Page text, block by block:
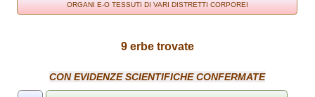
ORGANI E-O TESSUTI DI VARI DISTRETTI CORPOREI
9 erbe trovate
CON EVIDENZE SCIENTIFICHE CONFERMATE